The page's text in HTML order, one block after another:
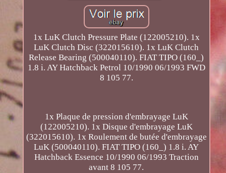
1x LuK Clutch Pressure Plate (122005210). 1x
LuK Clutch Disc (322015610). 1x LuK Clutch
Release Bearing (500040110). FIAT TIPO (160_)
1.8 i. AY Hatchback Petrol 10/1990 06/1993 FWD
8 105 77.
1x Plaque de pression d'embrayage LuK
(122005210). 1x Disque d'embrayage LuK
(322015610). 1x Roulement de butée d'embrayage
LuK (500040110). FIAT TIPO (160_) 1.8 i. AY
Hatchback Essence 10/1990 06/1993 Traction
avant 8 105 77.